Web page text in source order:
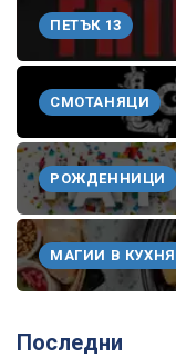
ПЕТЪК 13
СМОТАНЯЦИ
РОЖДЕННИЦИ
МАГИИ В
Последни